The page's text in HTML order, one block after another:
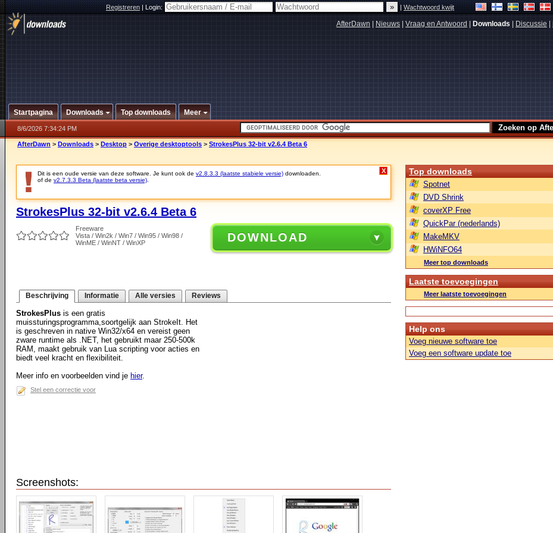
Registreren|Login: |Wachtwoord kwijt
AfterDawn Nieuws Vraag en Antwoord Downloads Discussie
Startpagina Downloads Top downloads Meer
8/6/2026 7:34:24 PM
AfterDawn > Downloads > Desktop > Overige desktoptools > StrokesPlus 32-bit v2.6.4 Beta 6
Dit is een oude versie van deze software. Je kunt ook de v2.8.3.3 (laatste stabiele versie) downloaden.
of de v2.7.3.3 Beta (laatste beta versie)
X
StrokesPlus 32-bit v2.6.4 Beta 6
Freeware
Vista / Win2k / Win7 / Win95 / Win98 /
WinME / WinNT / WinXP
DOWNLOAD
Beschrijving Informatie Alle versies Reviews
StrokesPlus is een gratis
muissturingsprogramma,soortgelijk aan StrokeIt. Het
is geschreven in native Win32/x64 en vereist geen
zware runtime als .NET, het gebruikt maar 250-500k
RAM, maakt gebruik van Lua scripting voor acties en
biedt veel kracht en flexibiliteit.
Meer info en voorbeelden vind je hier.
Stel een correctie voor
Screenshots:
Top downloads
Spotnet
DVD Shrink
coverXP Free
QuickPar (nederlands)
MakeMKV
HWiNFO64
Meer top downloads
Laatste toevoegingen
Meer laatste toevoegingen
Help ons
Voeg nieuwe software toe
Voeg een software update toe